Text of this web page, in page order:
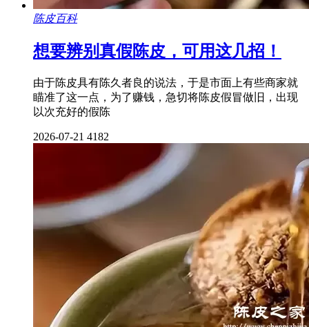
陈皮百科
想要辨别真假陈皮，可用这几招！
由于陈皮具有陈久者良的说法，于是市面上有些商家就
瞄准了这一点，为了赚钱，急切将陈皮假冒做旧，出现
以次充好的假陈
2026-07-21 4182